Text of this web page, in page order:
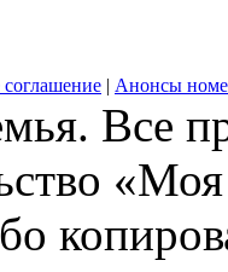
соглашение | Анонсы
Все